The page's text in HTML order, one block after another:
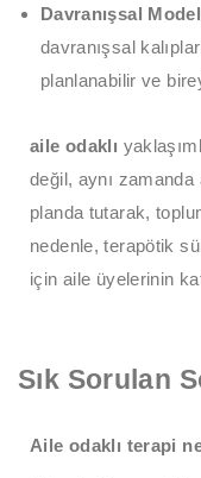
Davranışsal
davranışsal
planlanabilir ve
aile odaklı
değil, aynı
planda tutarak,
nedenle, terapötik
için aile üyelerinin
Sık Sorulan
Aile odaklı terapi